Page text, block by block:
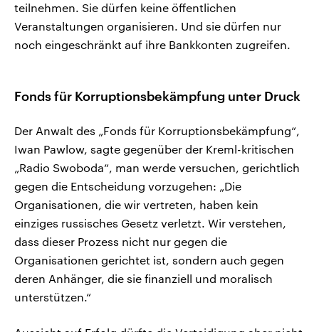
teilnehmen. Sie dürfen keine öffentlichen
Veranstaltungen organisieren. Und sie dürfen nur
noch eingeschränkt auf ihre Bankkonten zugreifen.
Fonds für Korruptionsbekämpfung unter Druck
Der Anwalt des „Fonds für Korruptionsbekämpfung“,
Iwan Pawlow, sagte gegenüber der Kreml-kritischen
„Radio Swoboda“, man werde versuchen, gerichtlich
gegen die Entscheidung vorzugehen: „Die
Organisationen, die wir vertreten, haben kein
einziges russisches Gesetz verletzt. Wir verstehen,
dass dieser Prozess nicht nur gegen die
Organisationen gerichtet ist, sondern auch gegen
deren Anhänger, die sie finanziell und moralisch
unterstützen.“